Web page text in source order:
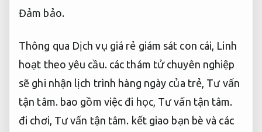
Đảm bảo.
Thông qua Dịch vụ giá rẻ giám sát con cái, Linh
hoạt theo yêu cầu. các thám tử chuyên nghiệp
sẽ ghi nhận lịch trình hàng ngày của trẻ, Tư vấn
tận tâm. bao gồm việc đi học, Tư vấn tận tâm.
đi chơi, Tư vấn tận tâm. kết giao bạn bè và các